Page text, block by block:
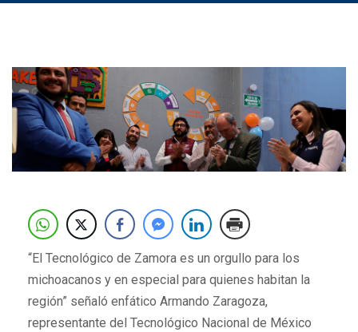
“El Tecnológico de Zamora es un orgullo para los
michoacanos y en especial para quienes habitan la
región” señaló enfático Armando Zaragoza,
representante del Tecnológico Nacional de México